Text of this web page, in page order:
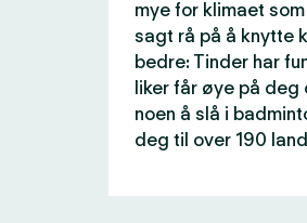
mye for klimaet
sagt rå på å knytte
bedre: Tinder har
liker får øye på deg
noen å slå i
deg til over 190